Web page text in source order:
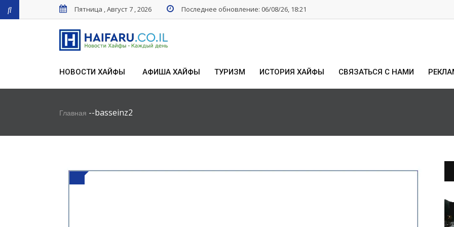
Пятница , Август 7 , 2026 Последнее обновление: 06/08/26, 18:21
НОВОСТИ ХАЙФЫ АФИША ХАЙФЫ ТУРИЗМ ИСТОРИЯ ХАЙФЫ СВЯЗАТЬСЯ С НАМИ
Главная --basseinz2